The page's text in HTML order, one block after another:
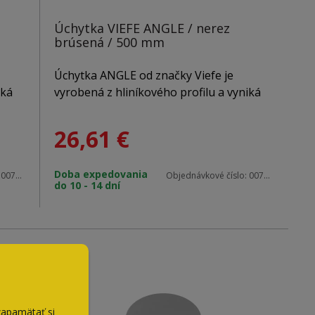
si
0077256L24
Úchytka VIEFE ANGLE / nerez
brúsená / 500 mm
Úchytka ANGLE od značky Viefe je
vyrobená z hliníkového profilu a vyniká
charakter. Vďaka univerzálnemu dizajnu
posuvné dvere, komody, zásuvky aj
26,61 €
Doba expedovania
do 10 - 14 dní
Objednávkové číslo: 0077416L24